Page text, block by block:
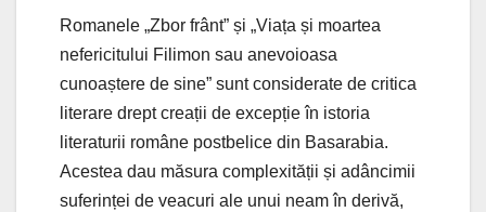
Romanele „Zbor frânt” și „Viața și moartea
nefericitului Filimon sau anevoioasa
cunoaștere de sine” sunt considerate de critica
literare drept creații de excepție în istoria
literaturii române postbelice din Basarabia.
Acestea dau măsura complexității și adâncimii
suferinței de veacuri ale unui neam în derivă,